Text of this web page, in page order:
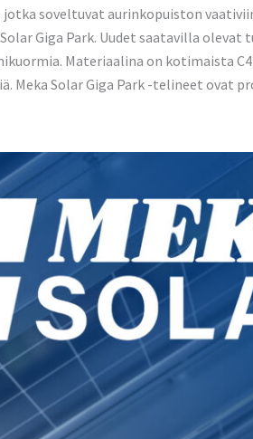
soveltuvat aurinkopuiston
Giga Park. Uudet saatavilla olevat
Materiaalina on kotimaista
Meka Solar Giga Park -telineet ovat